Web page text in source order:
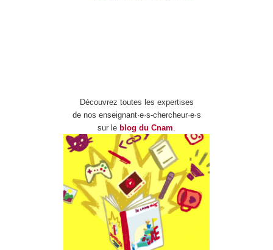
Découvrez toutes les expertises
de nos enseignant·e·s-chercheur·e·s
sur le blog du Cnam.